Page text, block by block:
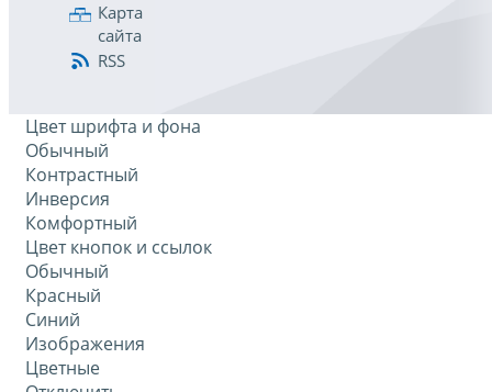
Карта
сайта
RSS
Цвет шрифта и фона
Обычный
Контрастный
Инверсия
Комфортный
Цвет кнопок и ссылок
Обычный
Красный
Синий
Изображения
Цветные